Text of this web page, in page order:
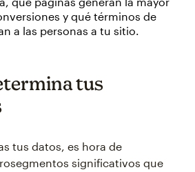
y qué términos de
a las personas a tu sitio.
tus
tus datos, es hora de
significativos que